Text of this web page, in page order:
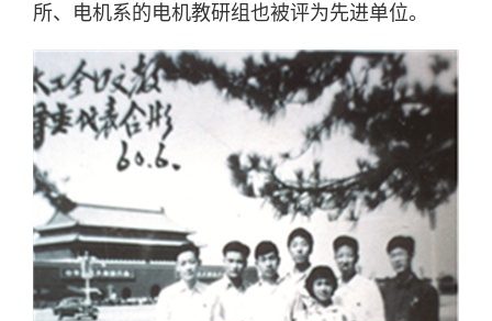
所、电机系的电机教研组也被评为先进单位。